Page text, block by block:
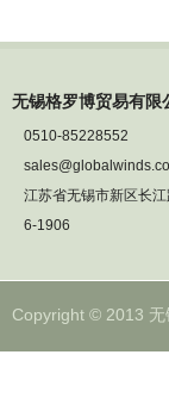
无锡格罗博贸易有限
0510-85228552
江苏省无锡市新区长
6-1906
Copyright © 2013 无